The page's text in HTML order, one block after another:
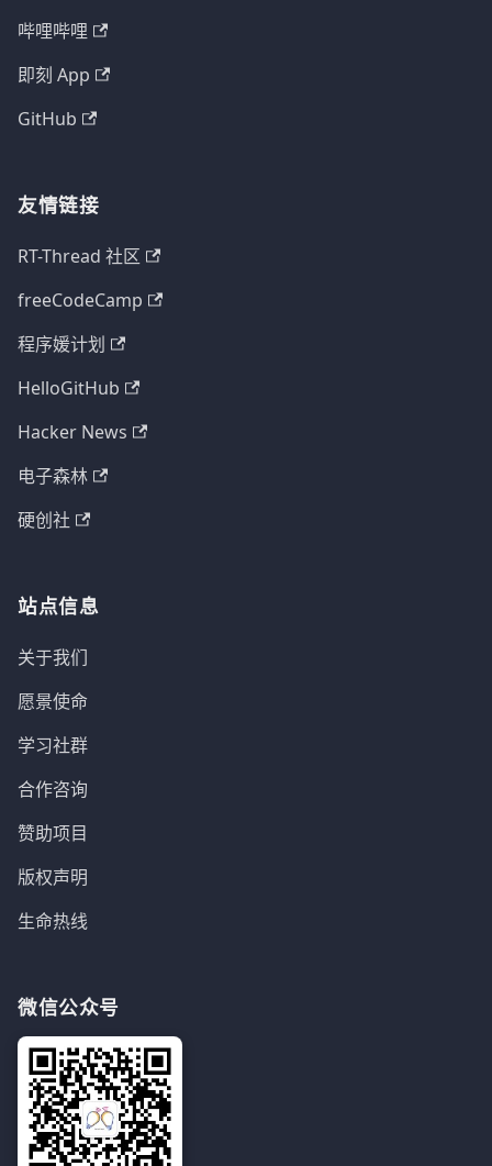
哔哩哔哩
即刻 App
GitHub
友情链接
RT-Thread 社区
freeCodeCamp
程序媛计划
HelloGitHub
Hacker News
电子森林
硬创社
站点信息
关于我们
愿景使命
学习社群
合作咨询
赞助项目
版权声明
生命热线
微信公众号